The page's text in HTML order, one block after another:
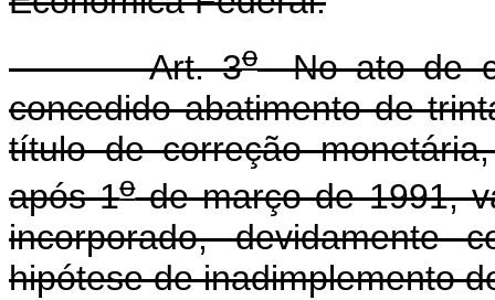
Art. 3oNo ato de
concedido abatimento de
título de correção
após 1ode março de 1991,
incorporado, devidamente
hipótese de inadimplemento